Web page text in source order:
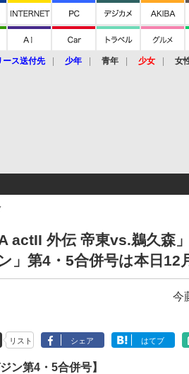
ース送付先 少年 青年 少女 女
actII 外伝 帝東vs.鵜久森
」第4・5合併号は本日12
今
リスト シェア はてブ
ン第4・5合併号】